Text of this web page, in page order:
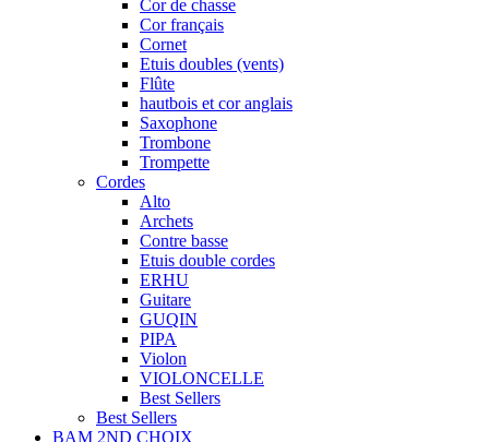
Cor de chasse
Cor français
Cornet
Etuis doubles (vents)
Flûte
hautbois et cor anglais
Saxophone
Trombone
Trompette
Cordes
Alto
Archets
Contre basse
Etuis double cordes
ERHU
Guitare
GUQIN
PIPA
Violon
VIOLONCELLE
Best Sellers
Best Sellers
BAM 2ND CHOIX